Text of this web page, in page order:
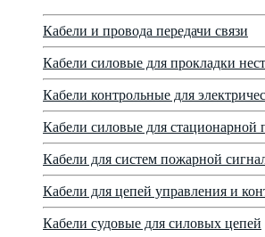
Кабели и провода передачи связи
Кабели силовые для прокладки
Кабели контрольные для
Кабели силовые для стационарной
Кабели для систем пожарной
Кабели для цепей управления и
Кабели судовые для силовых цепей